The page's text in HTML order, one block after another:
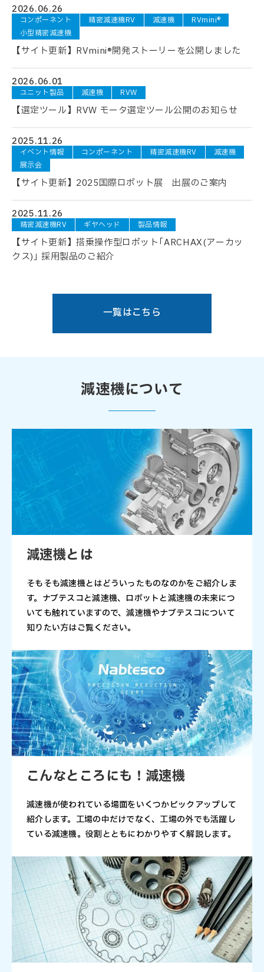
2026.06.26
コンポーネント 精密減速機RV 減速機
RVmini®
小型精密減速機
【サイト更新】RVmini®開発ストーリーを公開しました
2026.06.01
ユニット製品 減速機 RVW
【選定ツール】RVW モータ選定ツール公開のお知らせ
2025.11.26
イベント情報 コンポーネント 精密減速機RV
減速機
展示会
【サイト更新】2025国際ロボット展 出展のご案内
2025.11.26
精密減速機RV ギヤヘッド 製品情報
【サイト更新】搭乗操作型ロボット｢ARCHAX(アーカッ
クス)｣ 採用製品のご紹介
一覧はこちら
減速機について
減速機とは
そもそも減速機とはどういったものなのかをご紹介しま
す。ナブテスコと減速機、ロボットと減速機の未来につ
いても触れていますので、減速機やナブテスコについて
知りたい方はご覧ください。
こんなところにも！減速機
減速機が使われている場面をいくつかピックアップして
紹介します。工場の中だけでなく、工場の外でも活躍し
ている減速機。役割とともにわかりやすく解説します。